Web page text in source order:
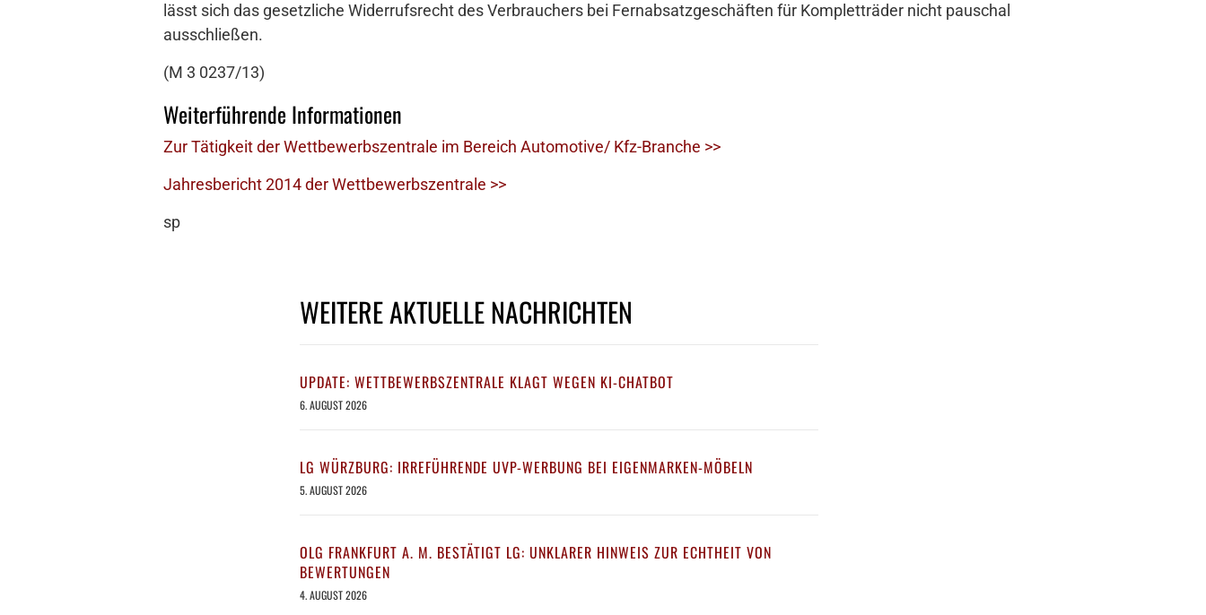
lässt sich das gesetzliche Widerrufsrecht des Verbrauchers bei Fernabsatzgeschäften für Kompletträder nicht pauschal
ausschließen.
(M 3 0237/13)
Weiterführende Informationen
Zur Tätigkeit der Wettbewerbszentrale im Bereich Automotive/ Kfz-Branche >>
Jahresbericht 2014 der Wettbewerbszentrale >>
sp
WEITERE AKTUELLE NACHRICHTEN
UPDATE: WETTBEWERBSZENTRALE KLAGT WEGEN KI-CHATBOT
6. AUGUST 2026
LG WÜRZBURG: IRREFÜHRENDE UVP-WERBUNG BEI EIGENMARKEN-MÖBELN
5. AUGUST 2026
OLG FRANKFURT A. M. BESTÄTIGT LG: UNKLARER HINWEIS ZUR ECHTHEIT VON
BEWERTUNGEN
4. AUGUST 2026